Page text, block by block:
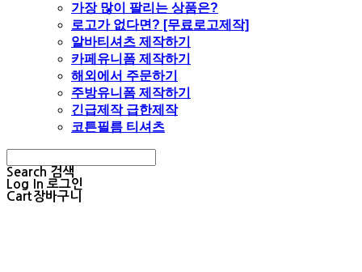
가장 많이 팔리는 상품은?
로고가 없다면? [무료로고제작]
알바티셔츠 제작하기
카페유니폼 제작하기
해외에서 주문하기
주방유니폼 제작하기
긴급제작 급한제작
코튼필름 티셔츠
Search 검색
Log In 로그인
Cart장바구니